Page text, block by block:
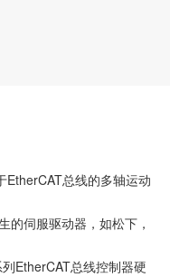
EtherCAT总线的多轴运动
的伺服驱动器，如松下，
EtherCAT总线控制器硬